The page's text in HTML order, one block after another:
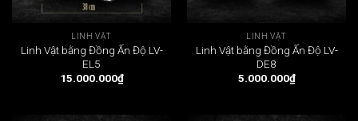
LINH VẬT
Linh Vật bằng Đồng Ấn Độ LV-
EL5
15.000.000₫
LINH VẬT
Linh Vật bằng Đồng Ấn Độ LV-
DE8
5.000.000₫